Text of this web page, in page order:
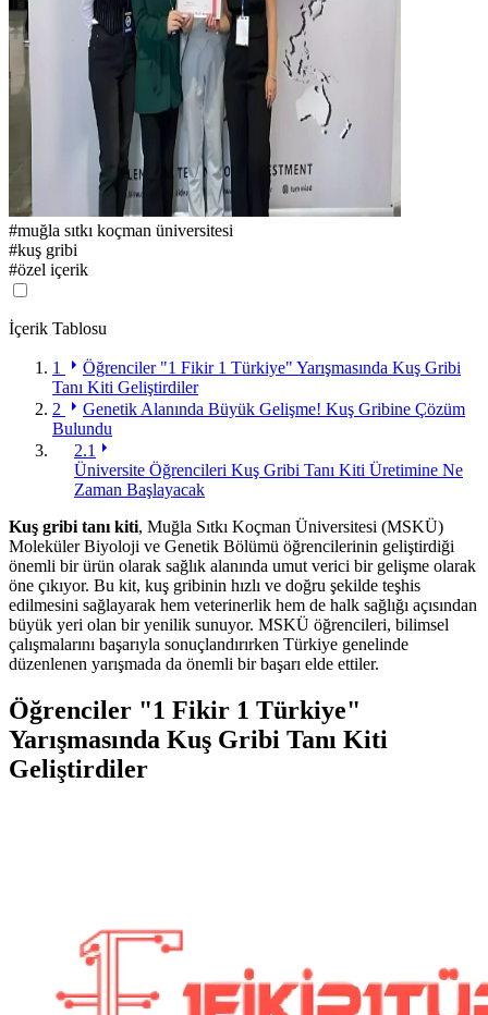
#muğla sıtkı koçman üniversitesi
#kuş gribi
#özel içerik
İçerik Tablosu
1
Öğrenciler "1 Fikir 1 Türkiye" Yarışmasında Kuş Gribi
Tanı Kiti Geliştirdiler
2
Genetik Alanında Büyük Gelişme! Kuş Gribine Çözüm
Bulundu
2.1
Üniversite Öğrencileri Kuş Gribi Tanı Kiti Üretimine Ne
Zaman Başlayacak
Kuş gribi tanı kiti, Muğla Sıtkı Koçman Üniversitesi (MSKÜ)
Moleküler Biyoloji ve Genetik Bölümü öğrencilerinin geliştirdiği
önemli bir ürün olarak sağlık alanında umut verici bir gelişme olarak
öne çıkıyor. Bu kit, kuş gribinin hızlı ve doğru şekilde teşhis
edilmesini sağlayarak hem veterinerlik hem de halk sağlığı açısından
büyük yeri olan bir yenilik sunuyor. MSKÜ öğrencileri, bilimsel
çalışmalarını başarıyla sonuçlandırırken Türkiye genelinde
düzenlenen yarışmada da önemli bir başarı elde ettiler.
Öğrenciler "1 Fikir 1 Türkiye"
Yarışmasında Kuş Gribi Tanı Kiti
Geliştirdiler